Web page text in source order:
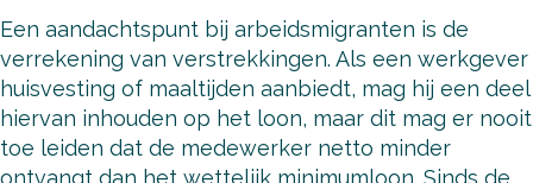
Een aandachtspunt bij arbeidsmigranten is de
verrekening van verstrekkingen. Als een werkgever
huisvesting of maaltijden aanbiedt, mag hij een deel
hiervan inhouden op het loon, maar dit mag er nooit
toe leiden dat de medewerker netto minder
ontvangt dan het wettelijk minimumloon. Sinds de